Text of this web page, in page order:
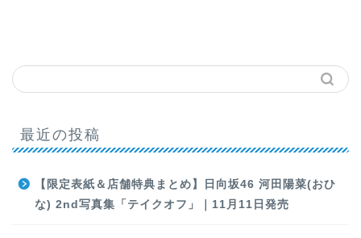
最近の投稿
【限定表紙＆店舗特典まとめ】日向坂46 河田陽菜(おひ
な) 2nd写真集「テイクオフ」｜11月11日発売